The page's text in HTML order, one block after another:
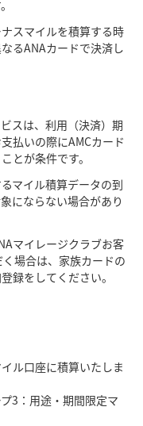
スマイルを積算する時
るANAカードで決済し
スは、利用（決済）期
払いの際にAMCカード
とが条件です。
マイル積算データの到
にならない場合があり
マイレージクラブお客
場合は、家族カードの
録をしてください。
ル口座に積算いたしま
3：用途・期間限定マ